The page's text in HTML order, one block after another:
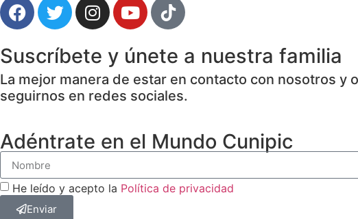
Suscríbete y únete a nuestra familia
La mejor manera de estar en contacto con nosotros
seguirnos en redes sociales.
Adéntrate en el Mundo Cunipic
He leído y acepto la Política de privacidad
Enviar